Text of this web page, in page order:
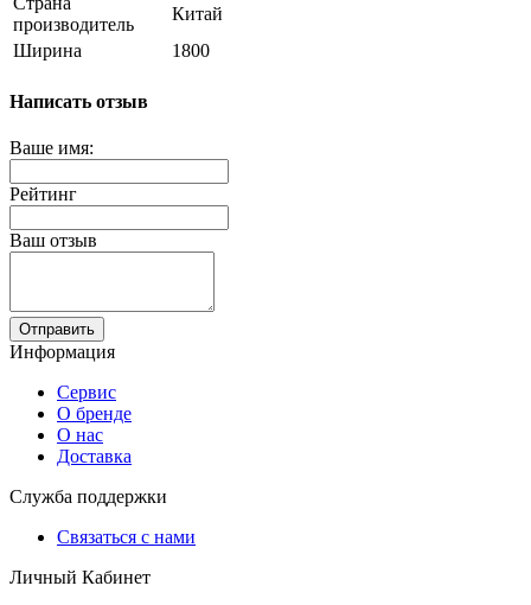
производитель
Китай
Ширина
1800
Написать отзыв
Ваше имя:
Рейтинг
Ваш отзыв
Отправить
Информация
Сервис
О бренде
О нас
Доставка
Служба поддержки
Связаться с нами
Личный Кабинет